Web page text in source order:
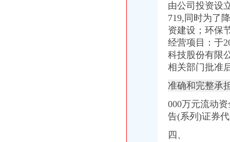
四川乐山邦尔康农业开发有限公司新桥店_【电话地址_招聘信息_注册
上海企业公关：九亭新桥附近咨询财务记账报税、整理旧账、办进出权
北京旅游：百货商场分公司注销完毕_证券频道_全景网_资本市场第一
永煤公司新桥矿12月29日隔型三相异步电动机二次发布_中国招标网
关于泰康人寿保险股份有限公司云南分公司撤销羊场营销服务部等18家
由公司投资设
719,同时为了
资建设；环保
经营项目：于
科技股份有限
相关部门批准
准确和完整承
000万元流动
告(系列)证券
四、